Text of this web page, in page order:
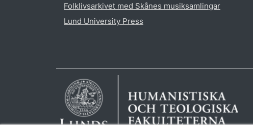
Folklivsarkivet med Skånes musiksamlingar
Lund University Press